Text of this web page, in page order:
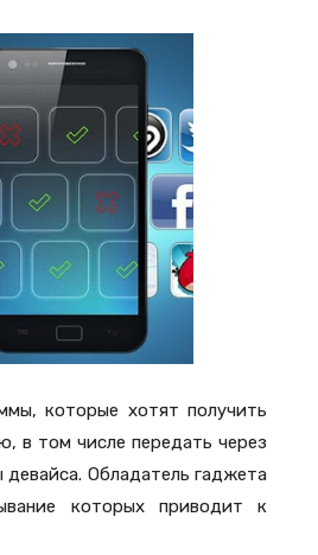
которые хотят получить
в том числе передать через
Обладатель гаджета
которых приводит к